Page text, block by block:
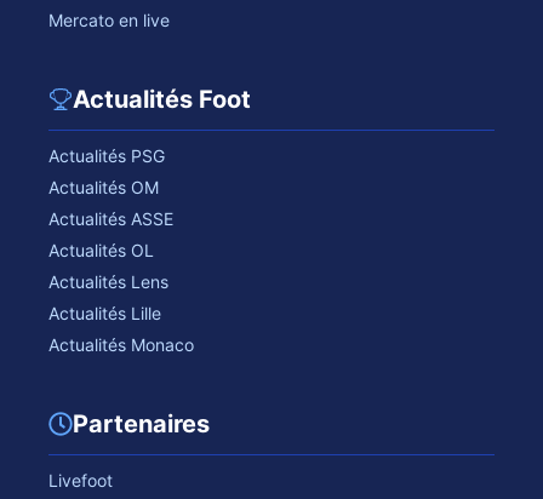
Mercato en live
Actualités Foot
Actualités PSG
Actualités OM
Actualités ASSE
Actualités OL
Actualités Lens
Actualités Lille
Actualités Monaco
Partenaires
Livefoot